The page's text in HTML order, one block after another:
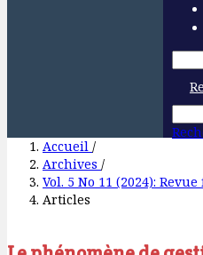
Accueil /
Archives /
Vol. 5 No 11 (2024):
Articles